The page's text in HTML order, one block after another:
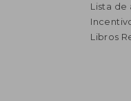
Lista de
Libros